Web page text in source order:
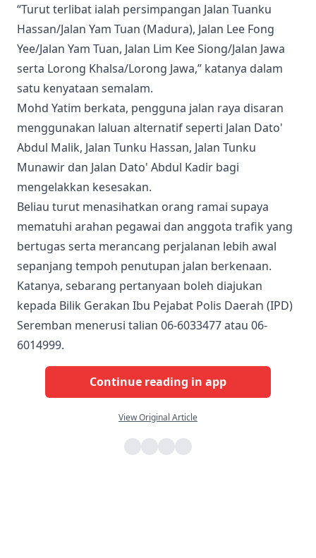
“Turut terlibat ialah persimpangan Jalan Tuanku
Hassan/Jalan Yam Tuan (Madura), Jalan Lee Fong
Yee/Jalan Yam Tuan, Jalan Lim Kee Siong/Jalan Jawa
serta Lorong Khalsa/Lorong Jawa,” katanya dalam
satu kenyataan semalam.
Mohd Yatim berkata, pengguna jalan raya disaran
menggunakan laluan alternatif seperti Jalan Dato'
Abdul Malik, Jalan Tunku Hassan, Jalan Tunku
Munawir dan Jalan Dato' Abdul Kadir bagi
mengelakkan kesesakan.
Beliau turut menasihatkan orang ramai supaya
mematuhi arahan pegawai dan anggota trafik yang
bertugas serta merancang perjalanan lebih awal
sepanjang tempoh penutupan jalan berkenaan.
Katanya, sebarang pertanyaan boleh diajukan
kepada Bilik Gerakan Ibu Pejabat Polis Daerah (IPD)
Seremban menerusi talian 06-6033477 atau 06-
6014999.
Continue reading in app
View Original Article